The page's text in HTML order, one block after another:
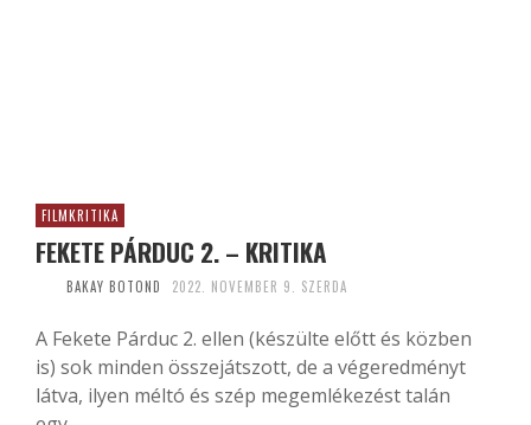
FILMKRITIKA
FEKETE PÁRDUC 2. – KRITIKA
BAKAY BOTOND 2022. NOVEMBER 9. SZERDA
A Fekete Párduc 2. ellen (készülte előtt és közben
is) sok minden összejátszott, de a végeredményt
látva, ilyen méltó és szép megemlékezést talán